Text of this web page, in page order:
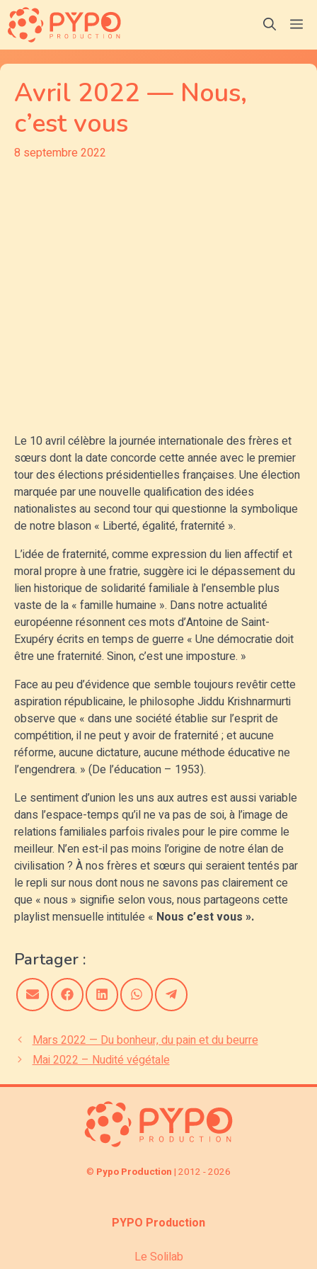
Aller
au
contenu
Avril 2022 — Nous,
c’est vous
8 septembre 2022
Le 10 avril célèbre la journée internationale des frères et
sœurs dont la date concorde cette année avec le premier
tour des élections présidentielles françaises. Une élection
marquée par une nouvelle qualification des idées
nationalistes au second tour qui questionne la symbolique
de notre blason « Liberté, égalité, fraternité ».
L’idée de fraternité, comme expression du lien affectif et
moral propre à une fratrie, suggère ici le dépassement du
lien historique de solidarité familiale à l’ensemble plus
vaste de la « famille humaine ». Dans notre actualité
européenne résonnent ces mots d’Antoine de Saint-
Exupéry écrits en temps de guerre « Une démocratie doit
être une fraternité. Sinon, c’est une imposture. »
Face au peu d’évidence que semble toujours revêtir cette
aspiration républicaine, le philosophe Jiddu Krishnarmurti
observe que « dans une société établie sur l’esprit de
compétition, il ne peut y avoir de fraternité ; et aucune
réforme, aucune dictature, aucune méthode éducative ne
l’engendrera. » (De l’éducation – 1953).
Le sentiment d’union les uns aux autres est aussi variable
dans l’espace-temps qu’il ne va pas de soi, à l’image de
relations familiales parfois rivales pour le pire comme le
meilleur. N’en est-il pas moins l’origine de notre élan de
civilisation ? À nos frères et sœurs qui seraient tentés par
le repli sur nous dont nous ne savons pas clairement ce
que « nous » signifie selon vous, nous partageons cette
playlist mensuelle intitulée « Nous c’est vous ».
Partager :
Share
on
Email
Share
on
Facebook
Share
on
LinkedIn
Share
on
WhatsApp
Share
on
Telegram
Mars 2022 — Du bonheur, du pain et du beurre
Mai 2022 – Nudité végétale
© Pypo Production | 2012 - 2026
PYPO Production
Le Solilab